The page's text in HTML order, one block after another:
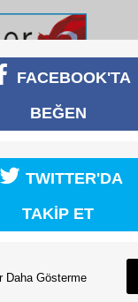
DAKİKA
ANNE
anne
Uzmanlar, hava
karnındaki bile
FACEBOOK'TA
BEĞEN
TWITTER'DA
TAKİP ET
Daha Gösterme